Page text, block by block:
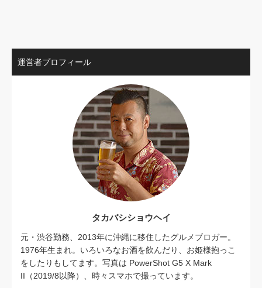
運営者プロフィール
タカバシショウヘイ
元・渋谷勤務、2013年に沖縄に移住したグルメブロガー。
1976年生まれ。いろいろなお酒を飲んだり、お姫様抱っこ
をしたりもしてます。写真は PowerShot G5 X Mark
II（2019/8以降）、時々スマホで撮っています。